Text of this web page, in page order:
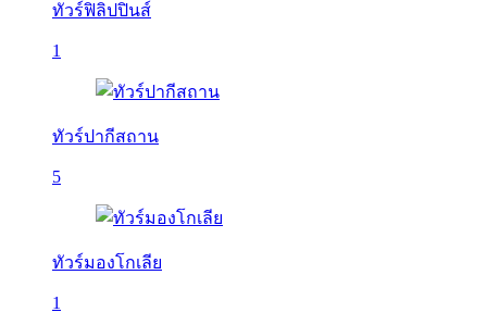
ทัวร์ฟิลิปปินส์
1
ทัวร์ปากีสถาน
5
ทัวร์มองโกเลีย
1